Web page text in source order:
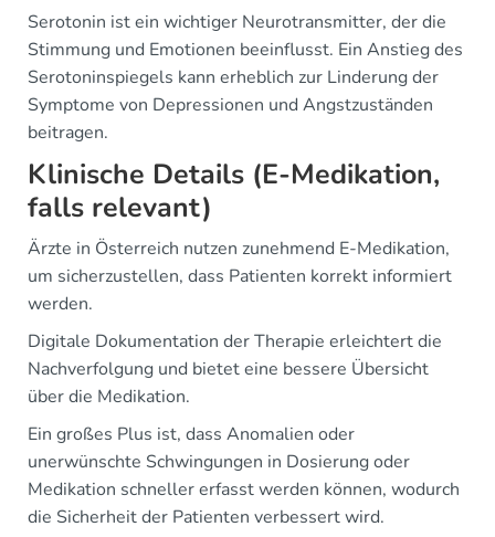
Serotonin ist ein wichtiger Neurotransmitter, der die
Stimmung und Emotionen beeinflusst. Ein Anstieg des
Serotoninspiegels kann erheblich zur Linderung der
Symptome von Depressionen und Angstzuständen
beitragen.
Klinische Details (E-Medikation,
falls relevant)
Ärzte in Österreich nutzen zunehmend E-Medikation,
um sicherzustellen, dass Patienten korrekt informiert
werden.
Digitale Dokumentation der Therapie erleichtert die
Nachverfolgung und bietet eine bessere Übersicht
über die Medikation.
Ein großes Plus ist, dass Anomalien oder
unerwünschte Schwingungen in Dosierung oder
Medikation schneller erfasst werden können, wodurch
die Sicherheit der Patienten verbessert wird.